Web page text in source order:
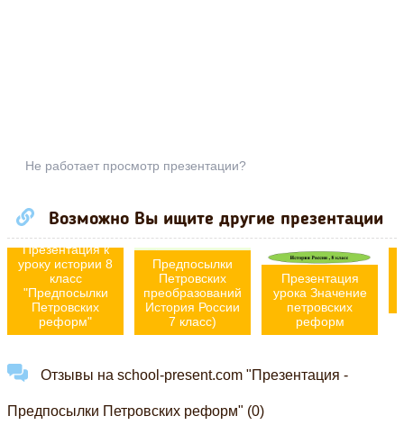
Не работает просмотр презентации?
Возможно Вы ищите другие презентации
Презентация к
уроку истории 8
класс
"Предпосылки
Петровских
реформ"
Предпосылки
Петровских
преобразований
История России
7 класс)
Презентация
урока Значение
петровских
реформ
Отзывы на school-present.com "Презентация -
Предпосылки Петровских реформ" (0)